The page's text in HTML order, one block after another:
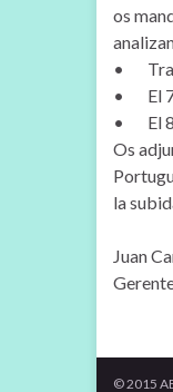
os
•
• El
• El
Os
la
Juan
© 2015